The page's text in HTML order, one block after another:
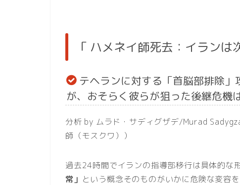
「 ハメネイ師死去：イランは
テヘランに対する「首脳部排除
が、おそらく彼らが狙った後継危機
分析 by ムラド・サディグザデ/Murad
師（モスクワ））
過去24時間でイランの指導部移行は具体的な
常」 という概念そのものがいかに危険な変容